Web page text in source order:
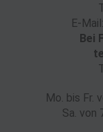
E-Mail:
Bei
Mo. bis Fr.
Sa. von